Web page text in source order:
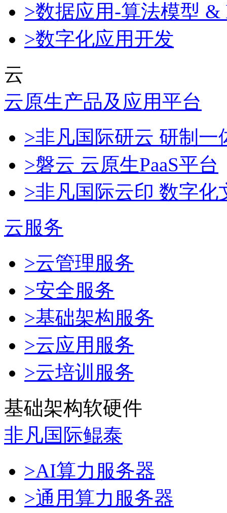
>数据应用-算法模型 &
>数字化应用开发
云
云原生产品及应用平台
>非凡国际研云 研制
>磐云 云原生PaaS平台
>非凡国际云印 数字化
云服务
>云管理服务
>安全服务
>基础架构服务
>云应用服务
>云培训服务
基础架构软硬件
非凡国际鲲泰
>AI算力服务器
>通用算力服务器